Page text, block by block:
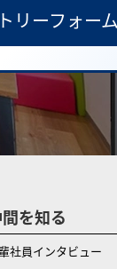
リーフォー
を知る
社員インタビュー